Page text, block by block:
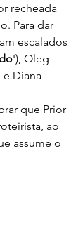
recheada
Para dar
escalados
'), Oleg
e Diana
que Prior
ao
assume o